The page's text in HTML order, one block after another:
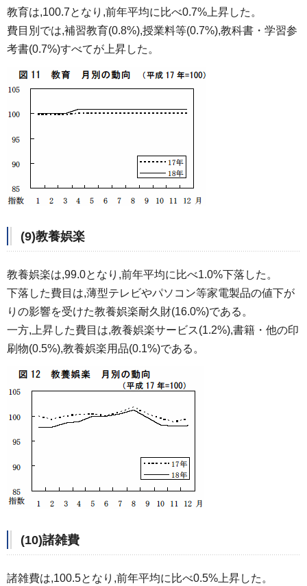
教育は,100.7となり,前年平均に比べ0.7%上昇した。
費目別では,補習教育(0.8%),授業料等(0.7%),教科書・学習参
考書(0.7%)すべてが上昇した。
(9)教養娯楽
教養娯楽は,99.0となり,前年平均に比べ1.0%下落した。
下落した費目は,薄型テレビやパソコン等家電製品の値下が
りの影響を受けた教養娯楽耐久財(16.0%)である。
一方,上昇した費目は,教養娯楽サービス(1.2%),書籍・他の印
刷物(0.5%),教養娯楽用品(0.1%)である。
(10)諸雑費
諸雑費は,100.5となり,前年平均に比べ0.5%上昇した。